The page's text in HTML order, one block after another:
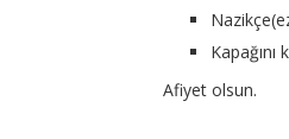
Kapağını
Afiyet olsun.